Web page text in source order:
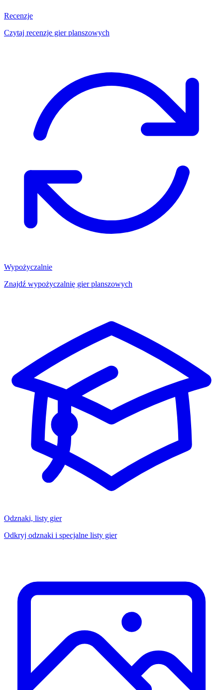
Recenzje
Czytaj recenzje gier planszowych
Wypożyczalnie
Znajdź wypożyczalnię gier planszowych
Odznaki, listy gier
Odkryj odznaki i specjalne listy gier